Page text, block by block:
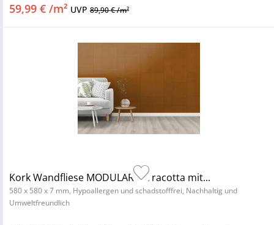
59,99 € /m² UVP 89,90 € /m²
Kork Wandfliese MODULAR Terracotta mit...
580 x 580 x 7 mm, Hypoallergen und schadstofffrei, Nachhaltig und
Umweltfreundlich